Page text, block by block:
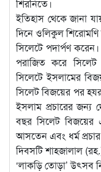
শিরনিতে।
ইতিহাস থেকে জানা
দিনে ওলিকুল
সিলেটে পদার্পণ
পরাজিত করে
সিলেটে ইসলামের
সিলেট বিজয়ের পর
ইসলাম প্রচারের জন্য
বছর সিলেট বিজয়ের
আসতেন এবং ধর্ম
দিবসটি শাহজালাল
‘লাকড়ি তোড়া’ উৎসব